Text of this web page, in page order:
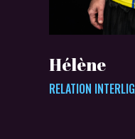
Hélène
RELATION